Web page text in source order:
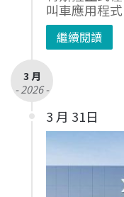
叫車應用程
繼續閱讀
3 月
- 2026 -
3 月 31日